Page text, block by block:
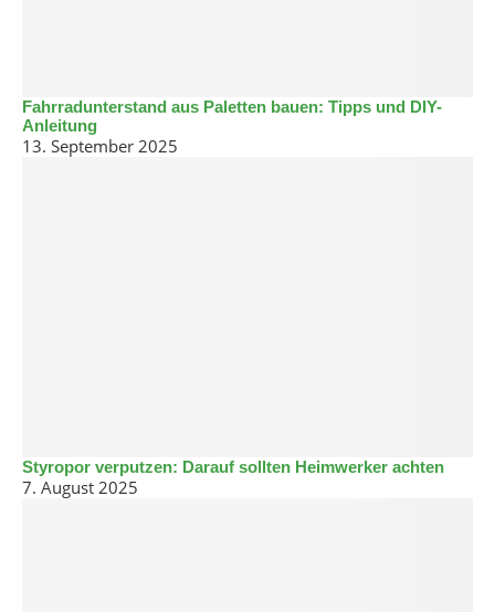
Fahrradunterstand aus Paletten bauen: Tipps und DIY-
Anleitung
13. September 2025
Styropor verputzen: Darauf sollten Heimwerker achten
7. August 2025